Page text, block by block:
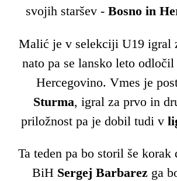
svojih staršev - Bosno in
Malić je v selekciji U19 igral
nato pa se lansko leto
Hercegovino. Vmes je
Sturma, igral za prvo in
priložnost pa je dobil tudi v
Ta teden pa bo storil še korak
BiH Sergej Barbarezga